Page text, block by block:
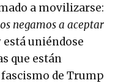
a movilizarse:
negamos a aceptar
uniéndose
que están
de Trump